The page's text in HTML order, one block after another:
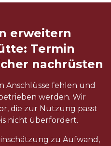
erweitern
Termin
nachrüsten
Anschlüsse fehlen und
werden. Wir
die zur Nutzung passt
nicht überfordert.
zu Aufwand,